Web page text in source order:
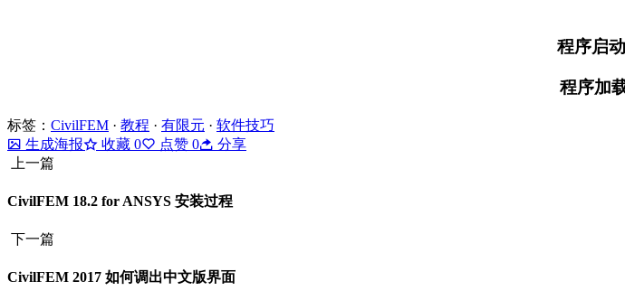
程序启
程序加
标签： CivilFEM · 教程 · 有限元 · 软件技巧
生成海报
收藏 0 点赞 0
分享
上一篇
CivilFEM 18.2 for ANSYS 安装过程
下一篇
CivilFEM 2017 如何调出中文版界面